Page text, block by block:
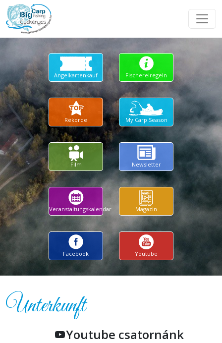
Angelkartenkauf Fischereiregeln
Rekorde My Carp Season
Film Newsletter
Veranstaltungskalendar Magazin
Facebook Youtube
Unterkunft
Youtube csatornánk